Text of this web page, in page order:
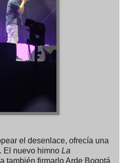
el desenlace, ofrecía una
El nuevo himno La
también firmarlo Arde Bogotá